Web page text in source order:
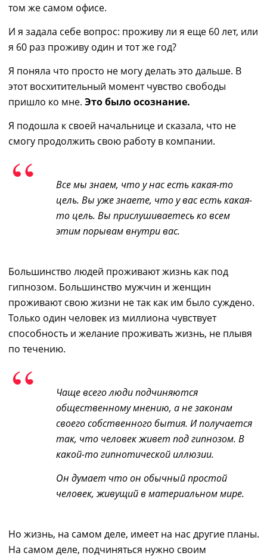
том же самом офисе.
И я задала себе вопрос: проживу ли я еще 60 лет, или
я 60 раз проживу один и тот же год?
Я поняла что просто не могу делать это дальше. В
этот восхитительный момент чувство свободы
пришло ко мне. Это было осознание.
Я подошла к своей начальнице и сказала, что не
смогу продолжить свою работу в компании.
Все мы знаем, что у нас есть какая-то
цель. Вы уже знаете, что у вас есть какая-
то цель. Вы прислушиваетесь ко всем
этим порывам внутри вас.
Большинство людей проживают жизнь как под
гипнозом. Большинство мужчин и женщин
проживают свою жизни не так как им было суждено.
Только один человек из миллиона чувствует
способность и желание проживать жизнь, не плывя
по течению.
Чаще всего люди подчиняются
общественному мнению, а не законам
своего собственного бытия. И получается
так, что человек живет под гипнозом. В
какой-то гипнотической иллюзии.
Он думает что он обычный простой
человек, живущий в материальном мире.
Но жизнь, на самом деле, имеет на нас другие планы.
На самом деле, подчиняться нужно своим